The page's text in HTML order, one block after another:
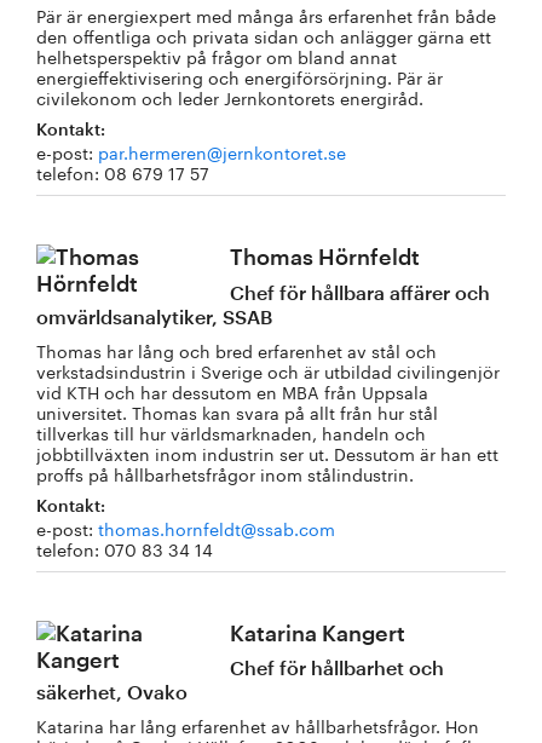
Pär är energiexpert med många års erfarenhet från både
den offentliga och privata sidan och anlägger gärna ett
helhetsperspektiv på frågor om bland annat
energieffektivisering och energiförsörjning. Pär är
civilekonom och leder Jernkontorets energiråd.
Kontakt:
e-post: par.hermeren@jernkontoret.se
telefon: 08 679 17 57
Thomas Hörnfeldt
Chef för hållbara affärer och
omvärldsanalytiker, SSAB
Thomas har lång och bred erfarenhet av stål och
verkstadsindustrin i Sverige och är utbildad civilingenjör
vid KTH och har dessutom en MBA från Uppsala
universitet. Thomas kan svara på allt från hur stål
tillverkas till hur världsmarknaden, handeln och
jobbtillväxten inom industrin ser ut. Dessutom är han ett
proffs på hållbarhetsfrågor inom stålindustrin.
Kontakt:
e-post: thomas.hornfeldt@ssab.com
telefon: 070 83 34 14
Katarina Kangert
Chef för hållbarhet och
säkerhet, Ovako
Katarina har lång erfarenhet av hållbarhetsfrågor. Hon